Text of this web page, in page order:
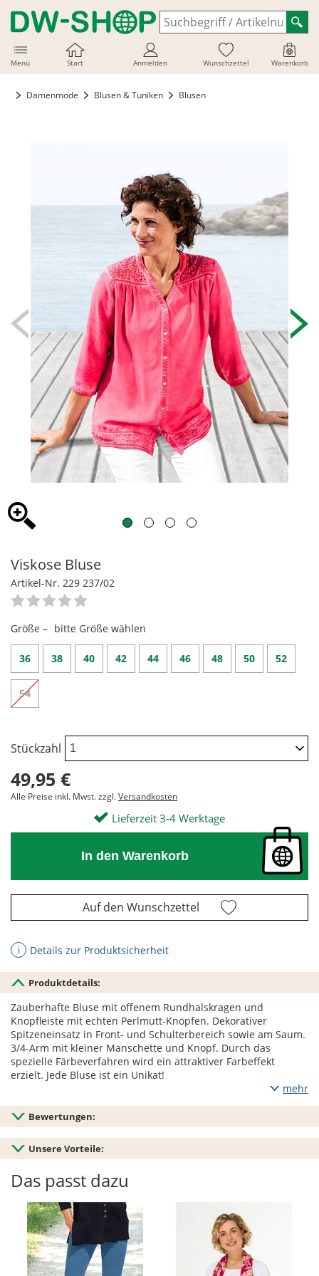
Menü Start Anmelden Wunschzettel Warenkorb
Damenmode Blusen & Tuniken Blusen
Viskose Bluse
Artikel-Nr. 229 237/02
Größe – bitte Größe wählen
36 38 40 42 44 46 48 50 52
54
Stückzahl
49,95 €
Alle Preise inkl. Mwst. zzgl.Versandkosten
Lieferzeit 3-4 Werktage
In den Warenkorb
Auf den Wunschzettel
ℹ Details zur Produktsicherheit
Produktdetails:
Zauberhafte Bluse mit offenem Rundhalskragen und
Knopfleiste mit echten Perlmutt-Knöpfen. Dekorativer
Spitzeneinsatz in Front- und Schulterbereich sowie am Saum.
3/4-Arm mit kleiner Manschette und Knopf. Durch das
spezielle Färbeverfahren wird ein attraktiver Farbeffekt
erzielt. Jede Bluse ist ein Unikat!
mehr
Bewertungen:
Unsere Vorteile:
Das passt dazu